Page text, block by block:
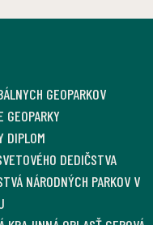
GEOPARKOV
GEOPARKY
DIPLOM
DEDIČSTVA
NÁRODNÝCH PARKOV V